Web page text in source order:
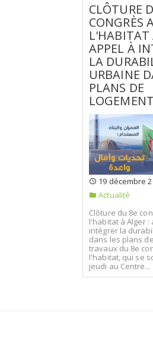
CLÔTURE
CONGRÈS
L'HABITAT
APPEL À
LA
URBAINE
PLANS DE
19 décembre
Actualité
Clôture du 8e
l'habitat à Alger :
intégrer la
dans les plans
travaux du 8e
l'habitat, qui se
jeudi au Centre...